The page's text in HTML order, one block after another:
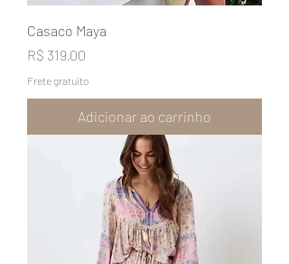
Casaco Maya
Preço
R$ 319,00
Frete gratuito
Adicionar ao carrinho